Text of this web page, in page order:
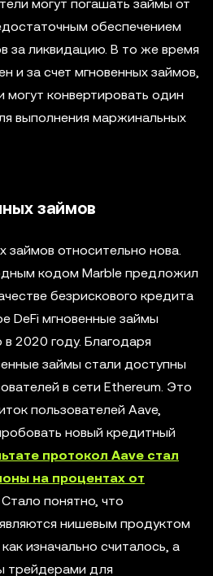
могут погашать займы от
обеспечением
за ликвидацию. В то же время
и за счет мгновенных займов,
могут конвертировать один
выполнения маржинальных
займов
займов относительно нова.
кодом Marble предложил
безрискового кредита
DeFi мгновенные займы
2020 году. Благодаря
займы стали доступны
в сети Ethereum. Это
пользователей Aave,
новый кредитный
протокол Aave стал
на процентах от
Стало понятно, что
нишевым продуктом
изначально считалось, а
трейдерами для